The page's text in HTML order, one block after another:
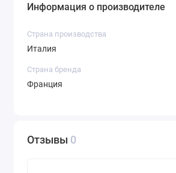
Информация о производителе
Страна производства
Италия
Страна бренда
Франция
Отзывы 0